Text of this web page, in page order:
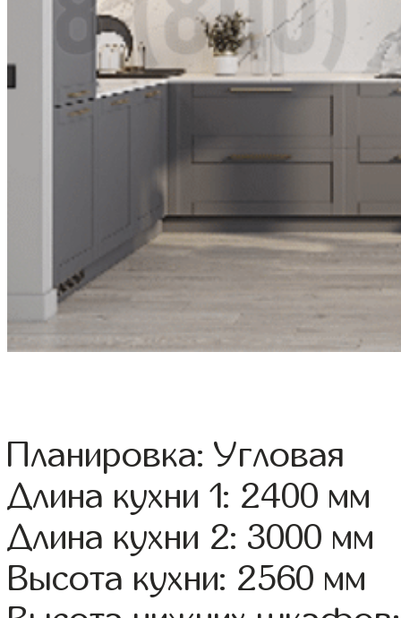
Планировка: Угловая
Длина кухни 1: 2400 мм
Длина кухни 2: 3000 мм
Высота кухни: 2560 мм